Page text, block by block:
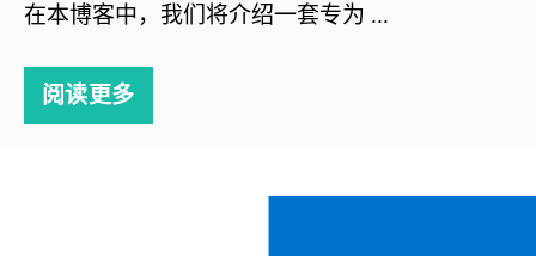
在本博客中，我们将介绍一套专为 ...
阅读更多